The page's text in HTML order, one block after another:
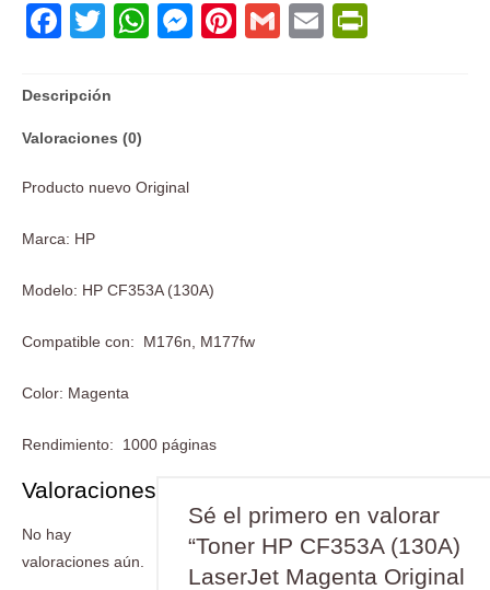
Facebook
TwitterWhatsApp
Messenger
Pinterest
GmailEmail
Descripción
Valoraciones (0)
Producto nuevo Original
Marca: HP
Modelo: HP CF353A (130A)
Compatible con: M176n, M177fw
Color: Magenta
Rendimiento: 1000 páginas
Valoraciones
No hay
valoraciones aún.
Sé el primero en valorar
“Toner HP CF353A (130A)
LaserJet Magenta Original